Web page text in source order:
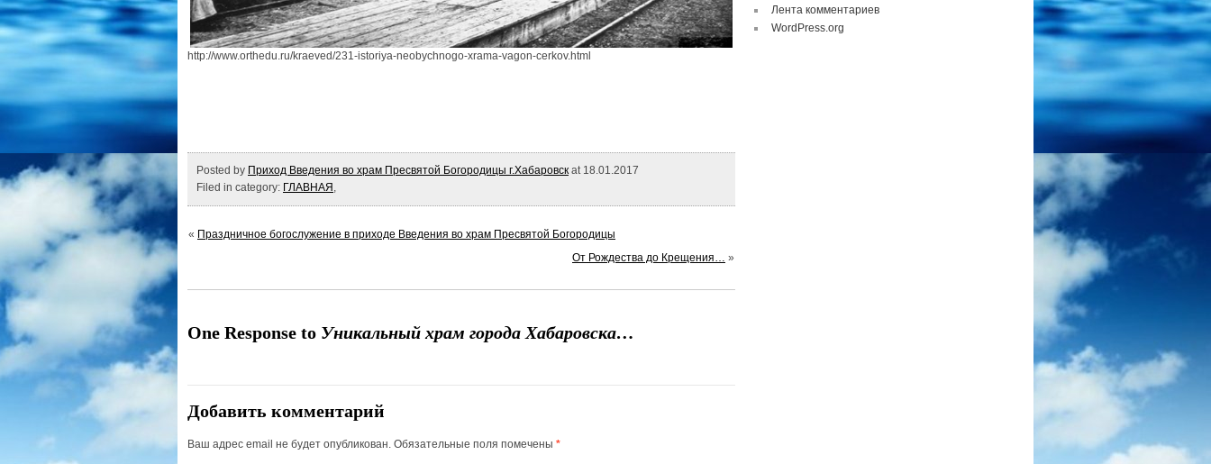
http://www.orthedu.ru/kraeved/231-istoriya-neobychnogo-xrama-vagon-cerkov.html
Posted by Приход Введения во храм Пресвятой Богородицы г.Хабаровск at 18.01.2017
Filed in category: ГЛАВНАЯ,
« Праздничное богослужение в приходе Введения во храм Пресвятой Богородицы
От Рождества до Крещения… »
One Response to Уникальный храм города Хабаровска…
Добавить комментарий
Ваш адрес email не будет опубликован. Обязательные поля помечены *
Лента комментариев
WordPress.org